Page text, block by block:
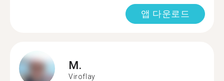
앱 다운로드
M.
Viroflay